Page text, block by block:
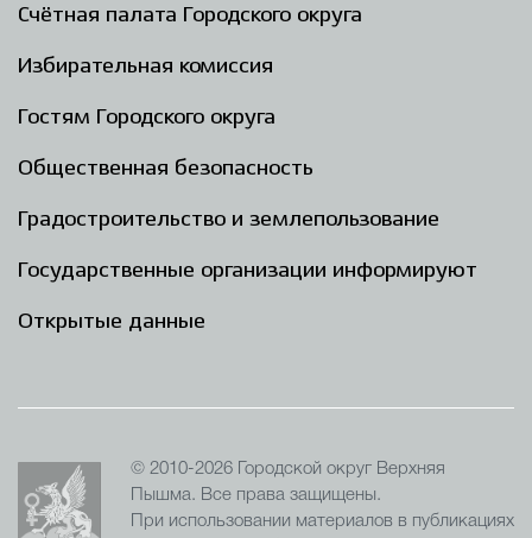
Счётная палата Городского округа
Избирательная комиссия
Гостям Городского округа
Общественная безопасность
Градостроительство и землепользование
Государственные организации информируют
Открытые данные
© 2010-2026 Городской округ Верхняя
Пышма. Все права защищены.
При использовании материалов в публикациях